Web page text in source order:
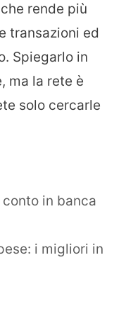
rende più
transazioni ed
Spiegarlo in
ma la rete è
solo cercarle
in banca
i migliori in